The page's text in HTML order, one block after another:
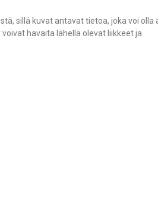
sillä kuvat antavat tietoa, joka voi
havaita lähellä olevat liikkeet ja